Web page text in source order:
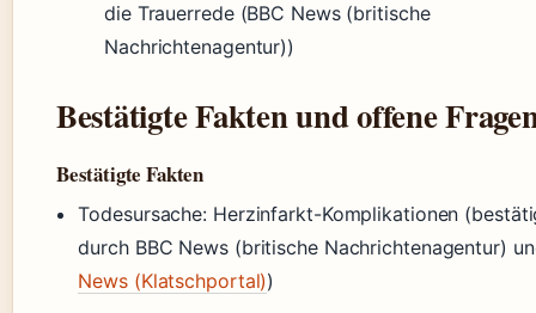
die Trauerrede (BBC News (britische
Nachrichtenagentur))
Bestätigte Fakten und offene
Bestätigte Fakten
Todesursache: Herzinfarkt-Komplikationen
durch BBC News (britische Nachrichtenagentur)
News (Klatschportal))